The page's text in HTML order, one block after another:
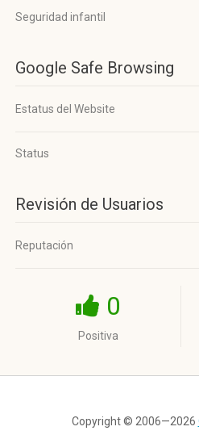
Seguridad infantil
Google Safe Browsing
Estatus del Website
Status
Revisión de Usuarios
Reputación
0
Positiva
Copyright © 2006—2026